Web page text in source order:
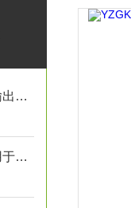
互感器伏安特性测试仪的大电流输出有什么作用？
伏安特性综合测试仪电力系统中用于全自动检测电流互感器的仪器